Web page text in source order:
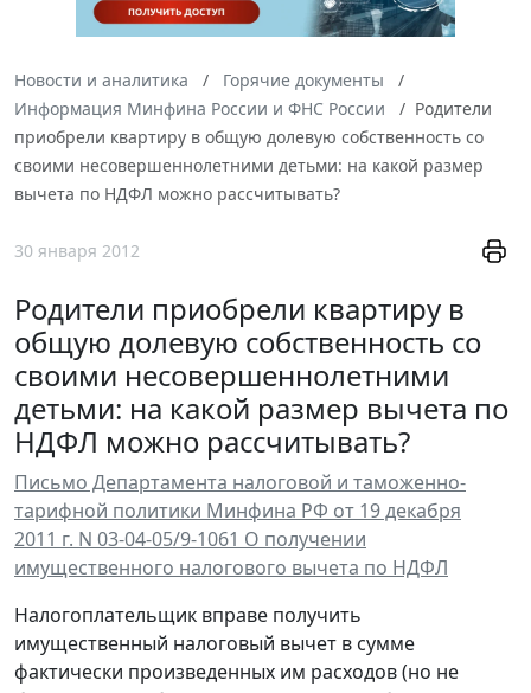
Новости и аналитика
Горячие документы
Информация Минфина России и ФНС России
Родители
приобрели квартиру в общую долевую собственность со
своими несовершеннолетними детьми: на какой размер
вычета по НДФЛ можно рассчитывать?
30 января 2012
Родители приобрели квартиру в
общую долевую собственность со
своими несовершеннолетними
детьми: на какой размер вычета по
НДФЛ можно рассчитывать?
Письмо Департамента налоговой и таможенно-
тарифной политики Минфина РФ от 19 декабря
2011 г. N 03-04-05/9-1061 О получении
имущественного налогового вычета по НДФЛ
Налогоплательщик вправе получить
имущественный налоговый вычет в сумме
фактически произведенных им расходов (но не